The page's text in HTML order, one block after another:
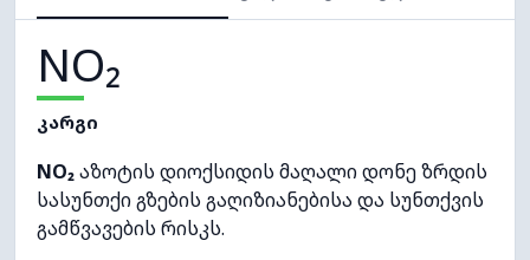
NO₂
კარგი
NO₂აზოტის დიოქსიდის მაღალი დონე ზრდის
სასუნთქი გზების გაღიზიანებისა და სუნთქვის
გამწვავების რისკს.